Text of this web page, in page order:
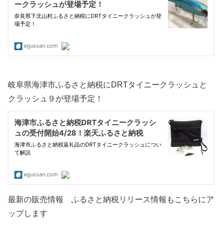
岐阜県海津市ふるさと納税にDRTタイニークラッシュと
クラッシュ９が登場予定！
最新の販売情報 ふるさと納税リリース情報もこちらにア
ップします